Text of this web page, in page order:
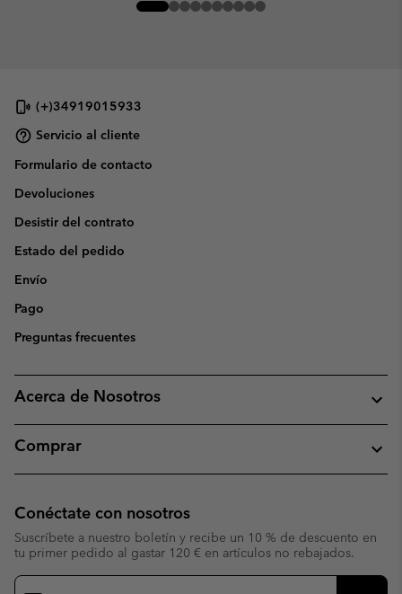
(+)34919015933
Servicio al cliente
Formulario de contacto
Devoluciones
Desistir del contrato
Estado del pedido
Envío
Pago
Preguntas frecuentes
Acerca de Nosotros
Comprar
Conéctate con nosotros
Suscríbete a nuestro boletín y recibe un 10 % de descuento en
tu primer pedido al gastar 120 € en artículos no rebajados.
Suscripción